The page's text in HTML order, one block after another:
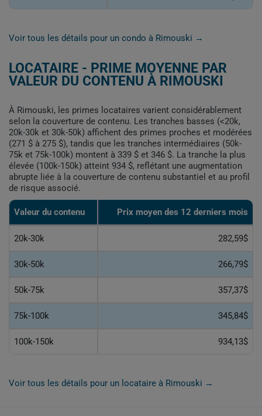
Voir tous les détails pour un condo à Rimouski →
LOCATAIRE - PRIME MOYENNE PAR
VALEUR DU CONTENU À RIMOUSKI
À Rimouski, les primes locataires varient considérablement
selon la couverture de contenu. Les tranches basses (<20k,
20k-30k et 30k-50k) affichent des primes proches et modérées
(271 $ à 275 $), tandis que les tranches intermédiaires (50k-
75k et 75k-100k) montent à 339 $ et 346 $. La tranche la plus
élevée (100k-150k) atteint 934 $, reflétant une augmentation
abrupte liée à la couverture de contenu substantiel et au profil
de risque associé.
Valeur du contenu Prix moyen des 12 derniers mois
20k-30k 282,59$
30k-50k 266,79$
50k-75k 357,37$
75k-100k 345,84$
100k-150k 934,13$
Voir tous les détails pour un locataire à Rimouski →